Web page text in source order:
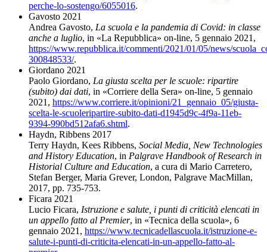
perche-lo-sostengo/6055016.
Gavosto 2021
Andrea Gavosto, La scuola e la pandemia di Covid: in classe
anche a luglio, in «La Repubblica» on-line, 5 gennaio 2021,
https://www.repubblica.it/commenti/2021/01/05/news/
300848533/.
Giordano 2021
Paolo Giordano, La giusta scelta per le scuole: ripartire
(subito) dai dati, in «Corriere della Sera» on-line, 5 gennaio
2021, https://www.corriere.it/opinioni/21_gennaio_05/giusta-
scelta-le-scuoleripartire-subito-dati-d1945d9c-4f9a-11eb-
9394-990bd512afa6.shtml.
Haydn, Ribbens 2017
Terry Haydn, Kees Ribbens, Social Media, New Technologies
and History Education, in Palgrave Handbook of Research in
Historial Culture and Education, a cura di Mario Carretero,
Stefan Berger, Maria Grever, London, Palgrave MacMillan,
2017, pp. 735-753.
Ficara 2021
Lucio Ficara, Istruzione e salute, i punti di criticità elencati in
un appello fatto al Premier, in «Tecnica della scuola», 6
gennaio 2021, https://www.tecnicadellascuola.it/istruzione-e-
salute-i-punti-di-criticita-elencati-in-un-appello-fatto-al-